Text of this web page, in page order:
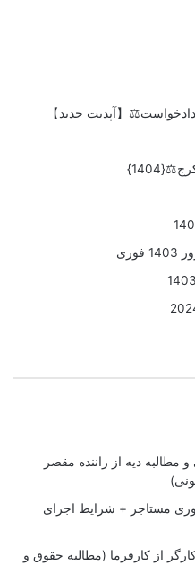
【آپدیت جدید】
مطالبه دیه از راننده مقصر
مستاجر + شرایط اجرای
از کارفرما (مطالبه حقوق و